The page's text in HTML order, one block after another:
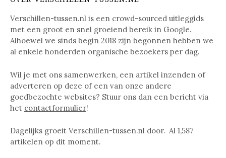
Verschillen-tussen.nl is een crowd-sourced uitleggids
met een groot en snel groeiend bereik in Google.
Alhoewel we sinds begin 2018 zijn begonnen hebben we
al enkele honderden organische bezoekers per dag.
Wil je met ons samenwerken, een artikel inzenden of
adverteren op deze of een van onze andere
goedbezochte websites? Stuur ons dan een bericht via
het contactformulier!
Dagelijks groeit Verschillen-tussen.nl door. Al 1,587
artikelen op dit moment.